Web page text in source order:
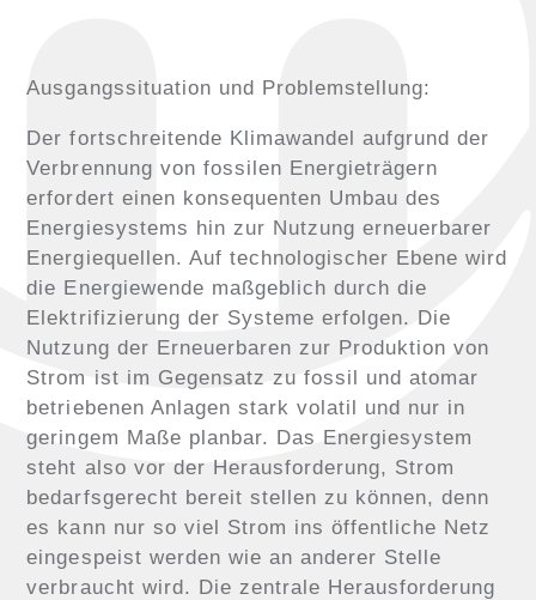
Ausgangssituation und Problemstellung:
Der fortschreitende Klimawandel aufgrund der
Verbrennung von fossilen Energieträgern
erfordert einen konsequenten Umbau des
Energiesystems hin zur Nutzung erneuerbarer
Energiequellen. Auf technologischer Ebene wird
die Energiewende maßgeblich durch die
Elektrifizierung der Systeme erfolgen. Die
Nutzung der Erneuerbaren zur Produktion von
Strom ist im Gegensatz zu fossil und atomar
betriebenen Anlagen stark volatil und nur in
geringem Maße planbar. Das Energiesystem
steht also vor der Herausforderung, Strom
bedarfsgerecht bereit stellen zu können, denn
es kann nur so viel Strom ins öffentliche Netz
eingespeist werden wie an anderer Stelle
verbraucht wird. Die zentrale Herausforderung